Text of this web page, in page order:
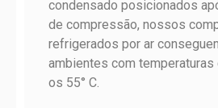
condensado posicionados
de compressão, nossos
refrigerados por ar
ambientes com temperaturas
os 55° C.